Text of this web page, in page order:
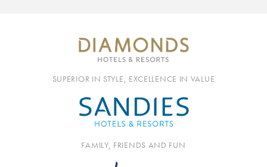
SUPERIOR IN STYLE, EXCELLENCE IN VALUE
FAMILY, FRIENDS AND FUN